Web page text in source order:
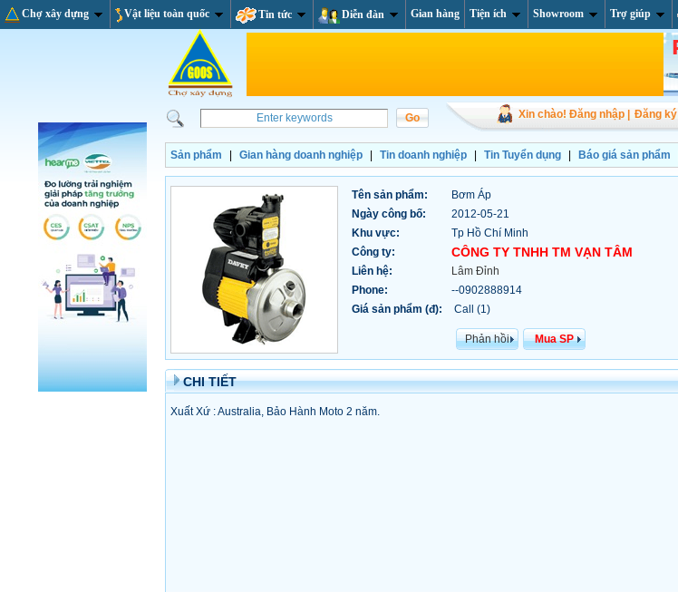
Chợ xây dựng Vật liệu toàn quốc Tin tức Diễn đàn Gian hàng Tiện ích Showroom Trợ giúp
Xin chào! Đăng nhập | Đăng ký
Sản phẩm Gian hàng doanh nghiệp Tin doanh nghiệp Tin Tuyển dụng Báo giá sản phẩm
Tên sản phẩm:
Bơm Áp
Ngày công bố:
2012-05-21
Khu vực:
Tp Hồ Chí Minh
Công ty:
CÔNG TY TNHH TM VẠN TÂM
Liên hệ:
Lâm Đỉnh
Phone:
--0902888914
Giá sản phẩm (đ):
Call (1)
Phản hồi Mua SP
CHI TIẾT
Xuất Xứ : Australia, Bảo Hành Moto 2 năm.